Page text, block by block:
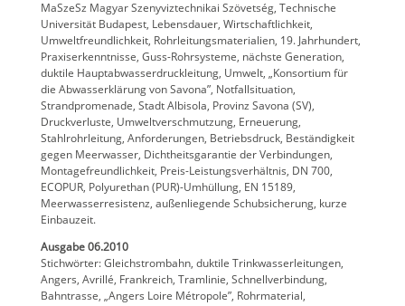
MaSzeSz Magyar Szenyviztechnikai Szövetség, Technische
Universität Budapest, Lebensdauer, Wirtschaftlichkeit,
Umweltfreundlichkeit, Rohrleitungsmaterialien, 19. Jahrhundert,
Praxiserkenntnisse, Guss-Rohrsysteme, nächste Generation,
duktile Hauptabwasserdruckleitung, Umwelt, „Konsortium für
die Abwasserklärung von Savona”, Notfallsituation,
Strandpromenade, Stadt Albisola, Provinz Savona (SV),
Druckverluste, Umweltverschmutzung, Erneuerung,
Stahlrohrleitung, Anforderungen, Betriebsdruck, Beständigkeit
gegen Meerwasser, Dichtheitsgarantie der Verbindungen,
Montagefreundlichkeit, Preis-Leistungsverhältnis, DN 700,
ECOPUR, Polyurethan (PUR)-Umhüllung, EN 15189,
Meerwasserresistenz, außenliegende Schubsicherung, kurze
Einbauzeit.
Ausgabe 06.2010
Stichwörter: Gleichstrombahn, duktile Trinkwasserleitungen,
Angers, Avrillé, Frankreich, Tramlinie, Schnellverbindung,
Bahntrasse, „Angers Loire Métropole”, Rohrmaterial,